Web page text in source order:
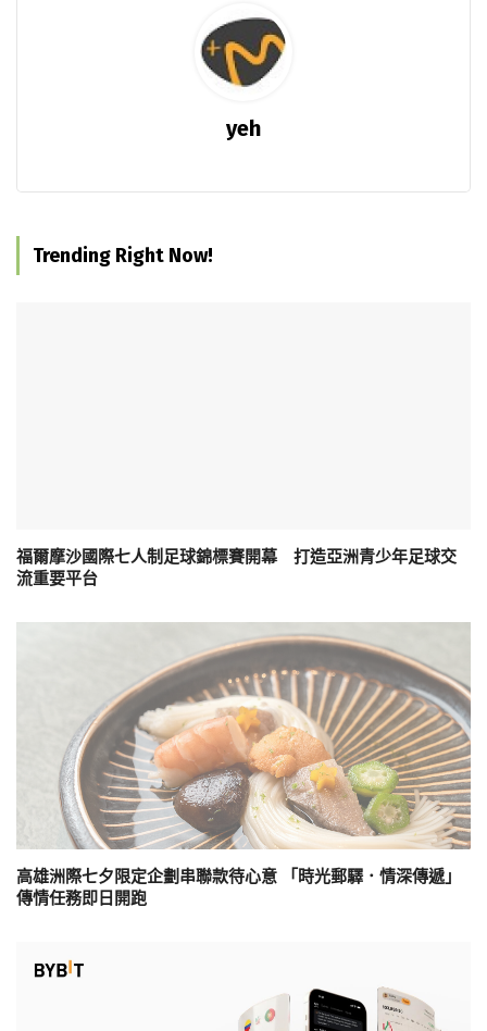
yeh
Trending Right Now!
福爾摩沙國際七人制足球錦標賽開幕 打造亞洲青少年足球交
流重要平台
高雄洲際七夕限定企劃串聯款待心意 「時光郵驛．情深傳遞」
傳情任務即日開跑